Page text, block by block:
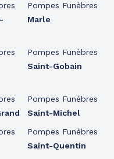
Pompes Funèbres
Marle
Pompes Funèbres
Saint-Gobain
Pompes Funèbres
Saint-Michel
Pompes Funèbres
Saint-Quentin